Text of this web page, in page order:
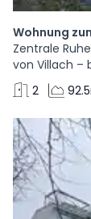
Wohnung
Zentrale
von Villach –
2